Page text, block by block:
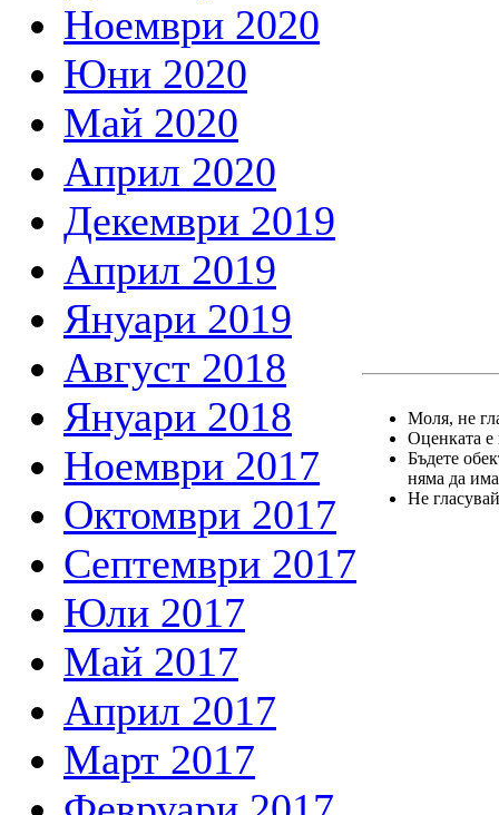
Ноември 2020
Юни 2020
Май 2020
Април 2020
Декември 2019
Април 2019
Януари 2019
Август 2018
Януари 2018
Ноември 2017
Октомври 2017
Септември 2017
Юли 2017
Май 2017
Април 2017
Март 2017
Моля, не
Оценката е
Бъдете
няма да
Не